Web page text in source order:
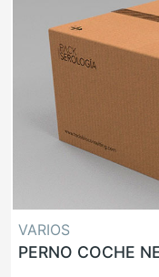
VARIOS
PERNO COCHE